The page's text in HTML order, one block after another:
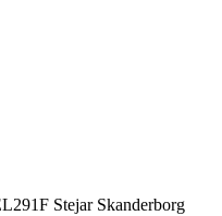
Stejar Skanderborg